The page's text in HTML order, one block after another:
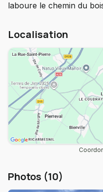
laboure le chemin du
Localisation
Photos (10)